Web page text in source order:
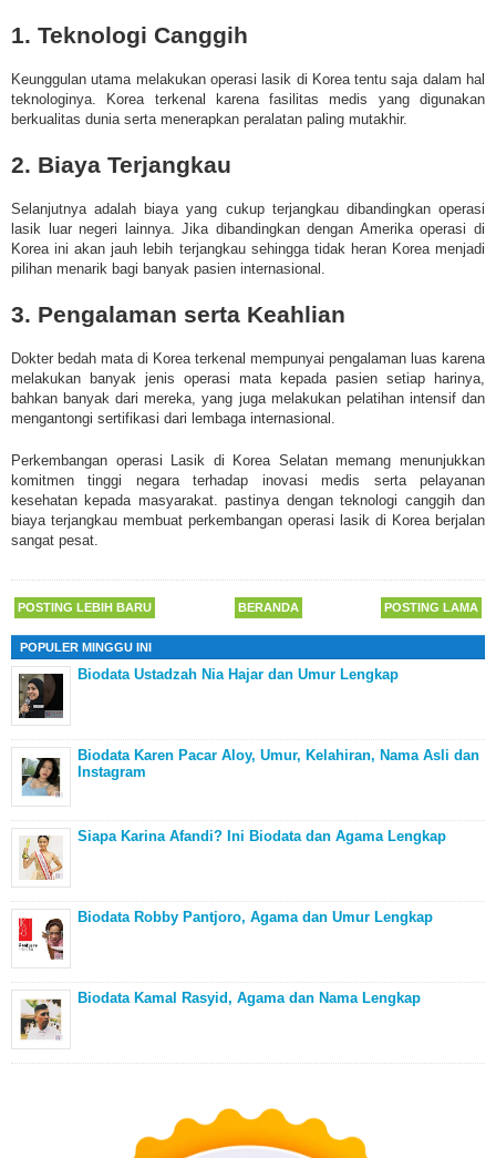
1. Teknologi Canggih
Keunggulan utama melakukan operasi lasik di Korea tentu saja dalam hal
teknologinya. Korea terkenal karena fasilitas medis yang digunakan
berkualitas dunia serta menerapkan peralatan paling mutakhir.
2. Biaya Terjangkau
Selanjutnya adalah biaya yang cukup terjangkau dibandingkan operasi
lasik luar negeri lainnya. Jika dibandingkan dengan Amerika operasi di
Korea ini akan jauh lebih terjangkau sehingga tidak heran Korea menjadi
pilihan menarik bagi banyak pasien internasional.
3. Pengalaman serta Keahlian
Dokter bedah mata di Korea terkenal mempunyai pengalaman luas karena
melakukan banyak jenis operasi mata kepada pasien setiap harinya,
bahkan banyak dari mereka, yang juga melakukan pelatihan intensif dan
mengantongi sertifikasi dari lembaga internasional.
Perkembangan operasi Lasik di Korea Selatan memang menunjukkan
komitmen tinggi negara terhadap inovasi medis serta pelayanan
kesehatan kepada masyarakat. pastinya dengan teknologi canggih dan
biaya terjangkau membuat perkembangan operasi lasik di Korea berjalan
sangat pesat.
POSTING LEBIH BARU POSTING LAMA
BERANDA
POPULER MINGGU INI
Biodata Ustadzah Nia Hajar dan Umur Lengkap
Biodata Karen Pacar Aloy, Umur, Kelahiran, Nama Asli dan
Instagram
Siapa Karina Afandi? Ini Biodata dan Agama Lengkap
Biodata Robby Pantjoro, Agama dan Umur Lengkap
Biodata Kamal Rasyid, Agama dan Nama Lengkap